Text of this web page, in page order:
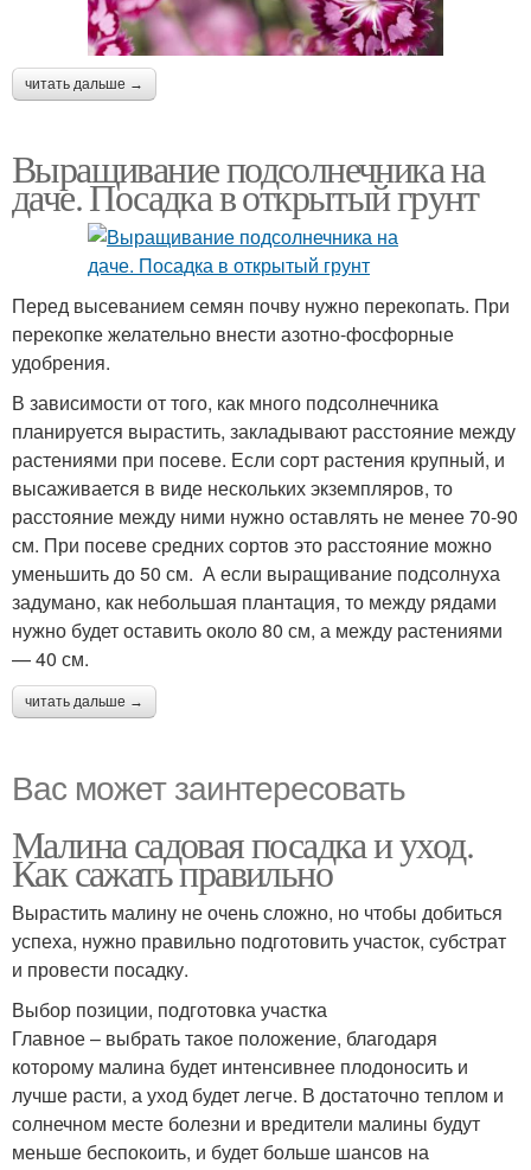
читать дальше →
Выращивание подсолнечника на
даче. Посадка в открытый грунт
Перед высеванием семян почву нужно перекопать. При
перекопке желательно внести азотно-фосфорные
удобрения.
В зависимости от того, как много подсолнечника
планируется вырастить, закладывают расстояние между
растениями при посеве. Если сорт растения крупный, и
высаживается в виде нескольких экземпляров, то
расстояние между ними нужно оставлять не менее 70-90
см. При посеве средних сортов это расстояние можно
уменьшить до 50 см. А если выращивание подсолнуха
задумано, как небольшая плантация, то между рядами
нужно будет оставить около 80 см, а между растениями
— 40 см.
читать дальше →
Вас может заинтересовать
Малина садовая посадка и уход.
Как сажать правильно
Вырастить малину не очень сложно, но чтобы добиться
успеха, нужно правильно подготовить участок, субстрат
и провести посадку.
Выбор позиции, подготовка участка
Главное – выбрать такое положение, благодаря
которому малина будет интенсивнее плодоносить и
лучше расти, а уход будет легче. В достаточно теплом и
солнечном месте болезни и вредители малины будут
меньше беспокоить, и будет больше шансов на